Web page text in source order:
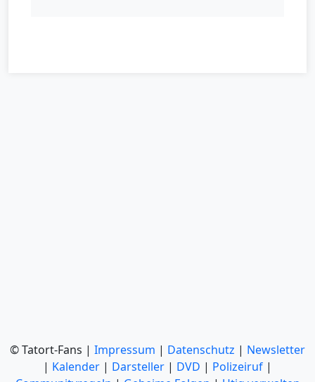
© Tatort-Fans | Impressum | Datenschutz | Newsletter
| Kalender | Darsteller | DVD | Polizeiruf |